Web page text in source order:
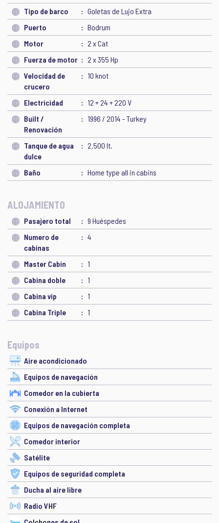
Tipo de barco
Goletas de Lujo Extra
Puerto
Bodrum
Motor
2 x Cat
Fuerza de motor
2 x 355 Hp
Velocidad de
crucero
10 knot
Electricidad
12 + 24 + 220 V
Built /
Renovación
1996 / 2014 - Turkey
Tanque de agua
dulce
2.500 lt.
Baño Home type all in cabins
ALOJAMIENTO
Pasajero total
9 Huéspedes
Numero de
cabinas
4
Master Cabin
1
Cabina doble
1
Cabina vip
1
Cabina Triple
1
Equipos
Aire acondicionado
Equipos de navegación
Comedor en la cubierta
Conexión a Internet
Equipos de navegación completa
Comedor interior
Satélite
Equipos de seguridad completa
Ducha al aire libre
Radio VHF